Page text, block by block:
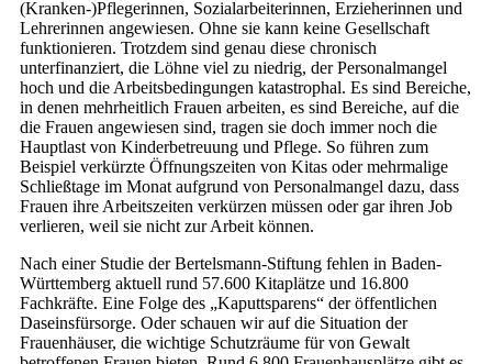
(Kranken-)Pflegerinnen, Sozialarbeiterinnen, Erzieherinnen und
Lehrerinnen angewiesen. Ohne sie kann keine Gesellschaft
funktionieren. Trotzdem sind genau diese chronisch
unterfinanziert, die Löhne viel zu niedrig, der Personalmangel
hoch und die Arbeitsbedingungen katastrophal. Es sind Bereiche,
in denen mehrheitlich Frauen arbeiten, es sind Bereiche, auf die
die Frauen angewiesen sind, tragen sie doch immer noch die
Hauptlast von Kinderbetreuung und Pflege. So führen zum
Beispiel verkürzte Öffnungszeiten von Kitas oder mehrmalige
Schließtage im Monat aufgrund von Personalmangel dazu, dass
Frauen ihre Arbeitszeiten verkürzen müssen oder gar ihren Job
verlieren, weil sie nicht zur Arbeit können.
Nach einer Studie der Bertelsmann-Stiftung fehlen in Baden-
Württemberg aktuell rund 57.600 Kitaplätze und 16.800
Fachkräfte. Eine Folge des „Kaputtsparens“ der öffentlichen
Daseinsfürsorge. Oder schauen wir auf die Situation der
Frauenhäuser, die wichtige Schutzräume für von Gewalt